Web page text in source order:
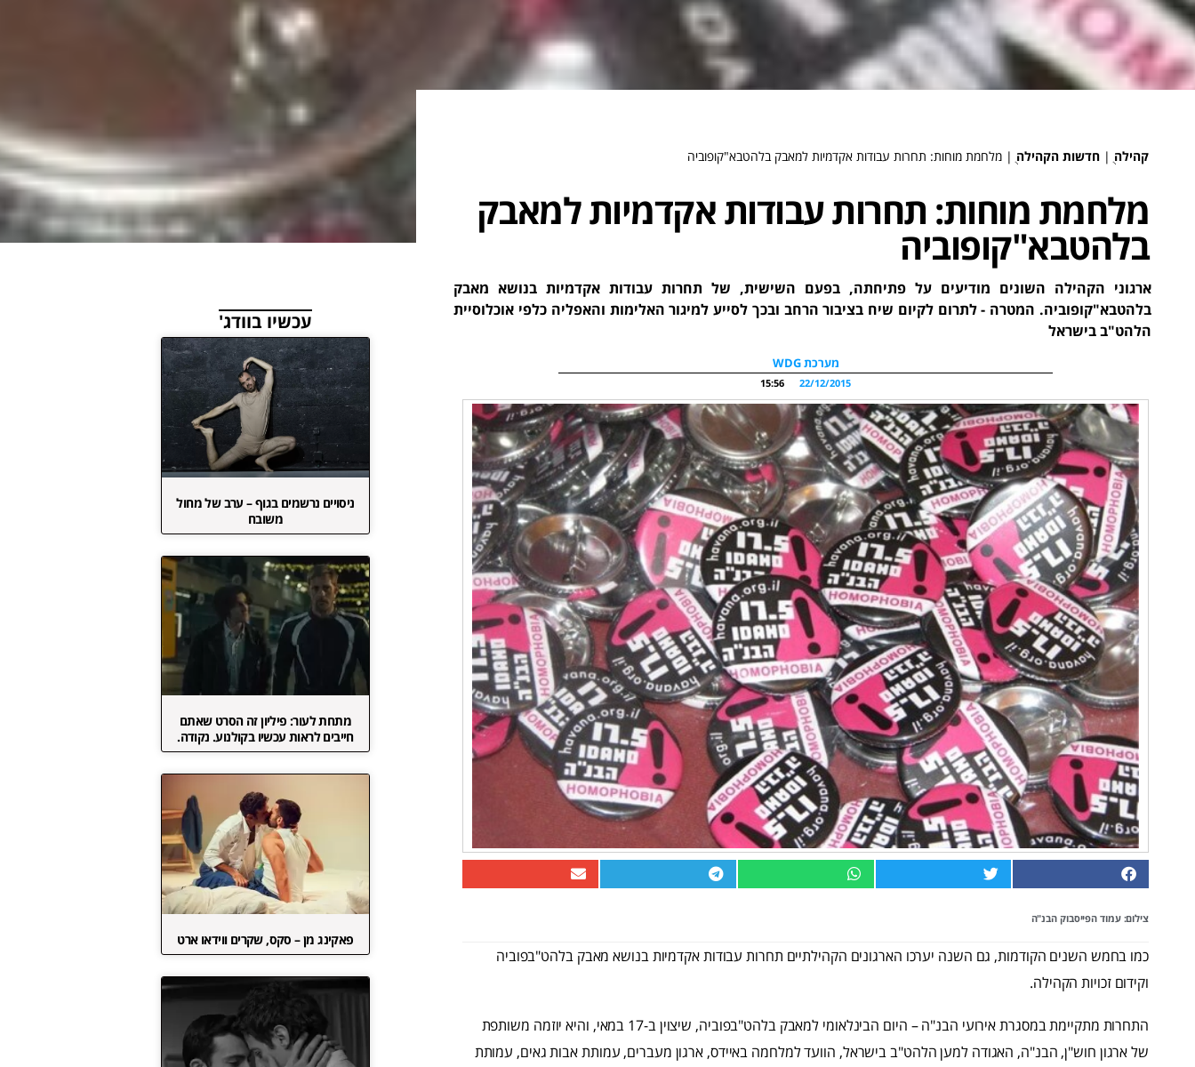
קהילה ֻ| חדשות הקהילה ֻ| מלחמת מוחות: תחרות עבודות אקדמיות למאבק בלהטבא"קופוביה
מלחמת מוחות: תחרות עבודות אקדמיות למאבק
בלהטבא"קופוביה
ארגוני הקהילה השונים מודיעים על פתיחתה, בפעם השישית, של תחרות עבודות אקדמיות בנושא מאבק
בלהטבא"קופוביה. המטרה - לתרום לקיום שיח בציבור הרחב ובכך לסייע למיגור האלימות והאפליה כלפי אוכלוסיית
הלהט"ב בישראל
מערכת WDG
22/12/2015
15:56
צילום: עמוד הפייסבוק הבנ"ה
כמו בחמש השנים הקודמות, גם השנה יערכו הארגונים הקהילתיים תחרות עבודות אקדמיות בנושא מאבק בלהט"בפוביה
וקידום זכויות הקהילה.
התחרות מתקיימת במסגרת אירועי הבנ"ה – היום הבינלאומי למאבק בלהט"בפוביה, שיצוין ב-17 במאי, והיא יוזמה משותפת
של ארגון חוש"ן, הבנ"ה, האגודה למען הלהט"ב בישראל, הוועד למלחמה באיידס, ארגון מעברים, עמותת אבות גאים, עמותת
עכשיו בוודג'
ניסויים נרשמים בגוף – ערב של מחול
משובח
מתחת לעור: פיליון זה הסרט שאתם
חייבים לראות עכשיו בקולנוע. נקודה.
פאקינג מן – סקס, שקרים ווידאו ארט